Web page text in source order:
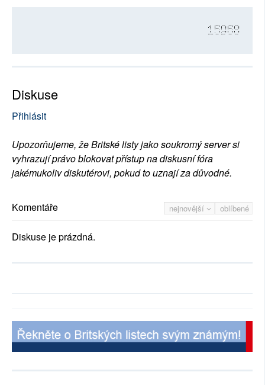
15968
Diskuse
Přihlásit
Upozorňujeme, že Britské listy jako soukromý server si
vyhrazují právo blokovat přístup na diskusní fóra
jakémukoliv diskutérovi, pokud to uznají za důvodné.
nejnovější oblíbené
Komentáře
Diskuse je prázdná.